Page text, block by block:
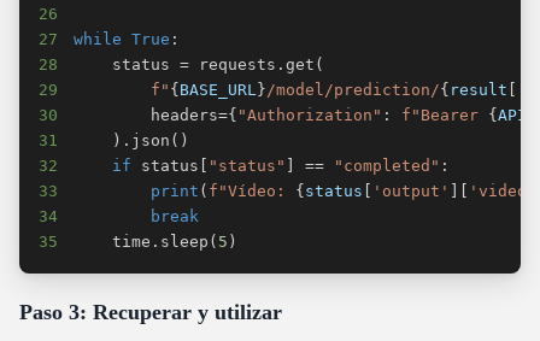
26
27
while True :
28
    status
= requests .get (
29
f" { BASE_URL } /model/prediction/{ result
30
        headers
={ "Authorization" : f"Bearer {
31
) . json ( )
32
if status "status" == "completed" :
33
print ( f"Vídeo: { status 'output'
34
break
35
    time
. sleep ( 5 )
Paso 3: Recuperar y utilizar